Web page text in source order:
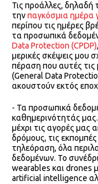
Τις προάλλες, δηλαδή
τηνπαγκόσμια ημέρα
περίπου τις ημέρες
τα προσωπικά
Data Protection (CPDP)
μερικές σκέψεις μου
πέραση που αυτές τις
(General Data
ακουστούν εκτός
- Τα προσωπικά
καθημερινότητάς
μέχρι τις αγορές μας
δρόμους, τις
τηλεόραση, όλα
δεδομένων. Το
wearables και drones
artificial intelligence